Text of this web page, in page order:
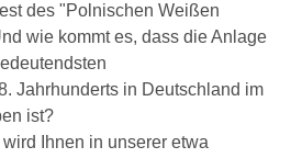
des "Polnischen Weißen
wie kommt es, dass die Anlage
Jahrhunderts in Deutschland im
ist?
Ihnen in unserer etwa